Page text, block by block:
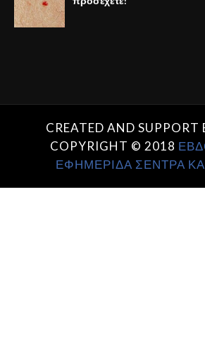
CREATED AND SUPPORT
COPYRIGHT © 2018
ΕΦΗΜΕΡΙΔΑ ΣΕΝΤΡΑ